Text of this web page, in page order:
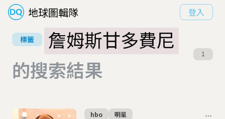
地球圖輯隊 登入
標籤
詹姆斯甘多費尼
的搜索結果
1
hbo 明星